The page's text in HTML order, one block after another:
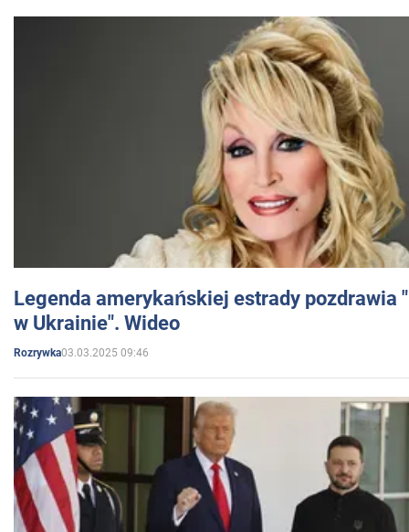
Legenda amerykańskiej estrady pozdrawia
w Ukrainie". Wideo
Rozrywka03.03.2025 09:46